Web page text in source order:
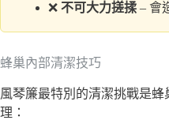
❌ 不可大力搓揉 – 會
蜂巢內部清潔技巧
風琴簾最特別的清潔挑戰是
理：